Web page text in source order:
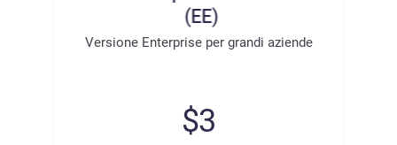
Versione Enterprise per grandi aziende
$3